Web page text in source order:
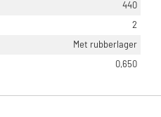
440
2
Met rubberlager
0,650